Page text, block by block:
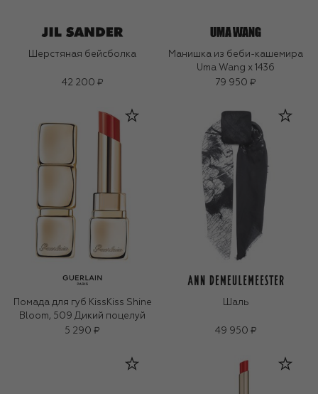
Шерстяная бейсболка
42 200 ₽
Манишка из беби-кашемира
Uma Wang x 1436
79 950 ₽
Помада для губ KissKiss Shine
Bloom, 509 Дикий поцелуй
5 290 ₽
Шаль
49 950 ₽